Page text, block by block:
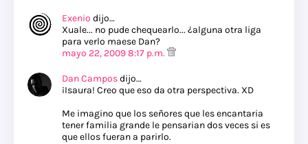
Exenio dijo…
Xuale... no pude chequearlo... ¿alguna otra liga
para verlo maese Dan?
mayo 22, 2009 8:17 p.m.
Dan Camposdijo…
¡Isaura! Creo que eso da otra perspectiva. XD
Me imagino que los señores que les encantaria
tener familia grande le pensarian dos veces si es
que ellos fueran a parirlo.